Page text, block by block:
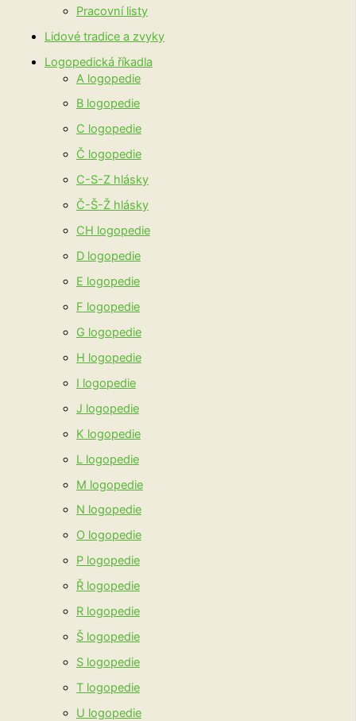
Pracovní listy
Lidové tradice a zvyky
Logopedická říkadla
A logopedie
B logopedie
C logopedie
Č logopedie
C-S-Z hlásky
Č-Š-Ž hlásky
CH logopedie
D logopedie
E logopedie
F logopedie
G logopedie
H logopedie
I logopedie
J logopedie
K logopedie
L logopedie
M logopedie
N logopedie
O logopedie
P logopedie
Ř logopedie
R logopedie
Š logopedie
S logopedie
T logopedie
U logopedie